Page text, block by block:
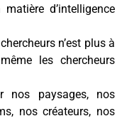
d’intelligence
n’est plus à
les chercheurs
nos paysages, nos
nos créateurs, nos